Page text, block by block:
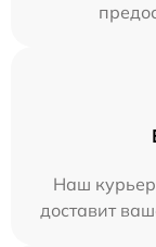
Наш
доставит